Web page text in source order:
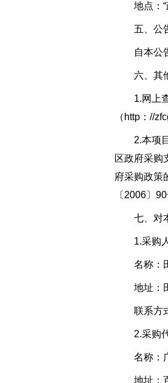
地点：“
五、公
自本公告
六、其
1.网上查
（http：//
2.本项目
区政府采购
府采购政策
〔2006〕
七、对本
1.采购
名称：田
地址：田
联系方式
2.采购代
名称：广
地址：百